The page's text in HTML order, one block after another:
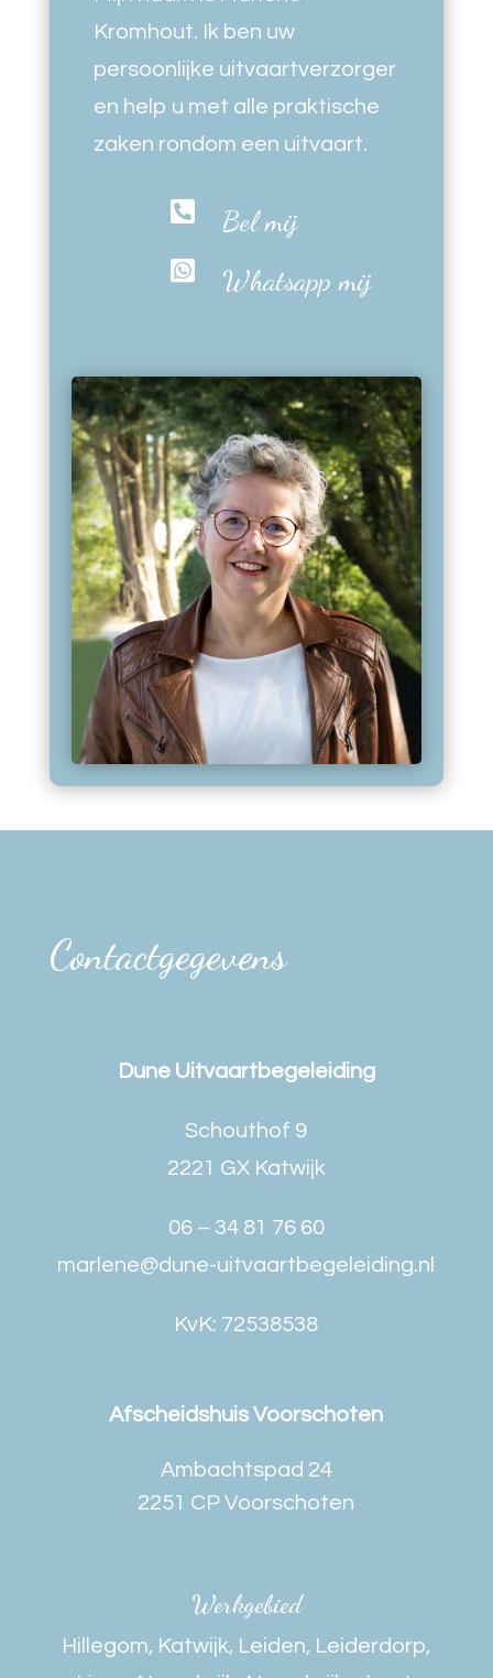
Kromhout. Ik ben uw
persoonlijke uitvaartverzorger
en help u met alle praktische
zaken rondom een uitvaart.
 Bel mij
 Whatsapp mij
Contactgegevens
Dune Uitvaartbegeleiding
Schouthof 9
2221 GX Katwijk
06 – 34 81 76 60
marlene@dune-uitvaartbegeleiding.nl
KvK: 72538538
Afscheidshuis Voorschoten
Ambachtspad 24
2251 CP Voorschoten
Werkgebied
Hillegom, Katwijk, Leiden, Leiderdorp,